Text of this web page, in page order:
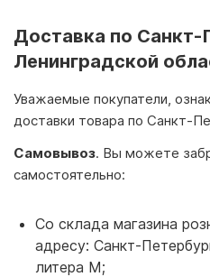
Доставка по Санкт-
Ленинградской
Уважаемые покупатели,
доставки товара по Санкт-
Самовывоз. Вы можете
самостоятельно:
Со склада магазина
адресу: Санкт-
литера М;